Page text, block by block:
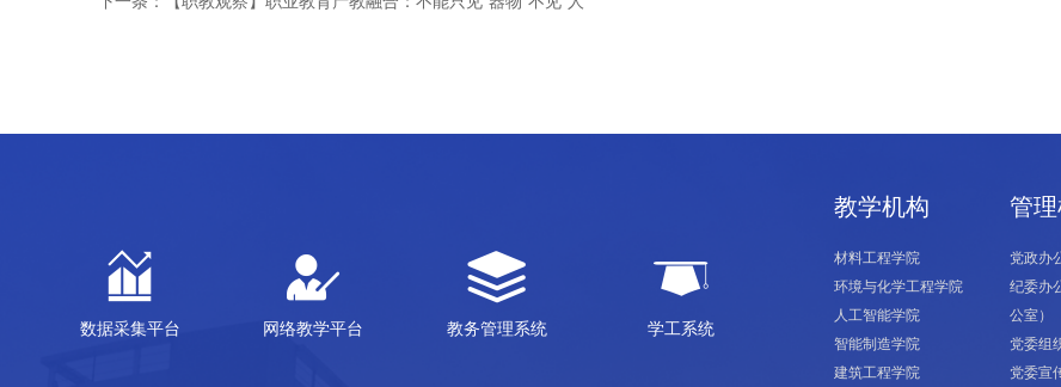
数据采集平台 网络教学平台 教务管理系统 学工系统
教学机构
材料工程学院
环境与化学工程学院
人工智能学院
智能制造学院
建筑工程学院
管
党政办
纪委办
公室）
党委组
党委宣